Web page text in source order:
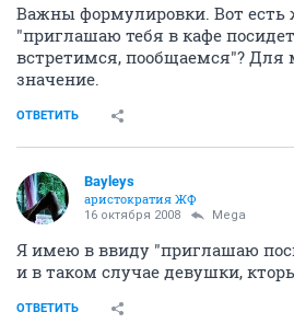
Важны формулировки. Вот есть
"приглашаю тебя в кафе
встретимся, пообщаемся"? Для
значение.
ОТВЕТИТЬ
Bayleys
аристократия ЖФ
16 октября 2008 Mega
Я имею в ввиду "приглашаю
и в таком случае девушки,
ОТВЕТИТЬ